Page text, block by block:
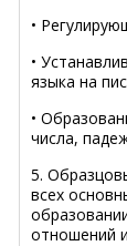
•
•
языка на
•
числа,
5.
всех
отношений